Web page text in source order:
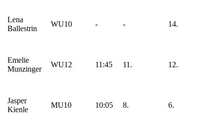
Lena
Ballestrin
WU10 - - 14.
Emelie
Munzinger
WU12 11:45 11. 12.
Jasper
Kienle
MU10 10:05 8. 6.